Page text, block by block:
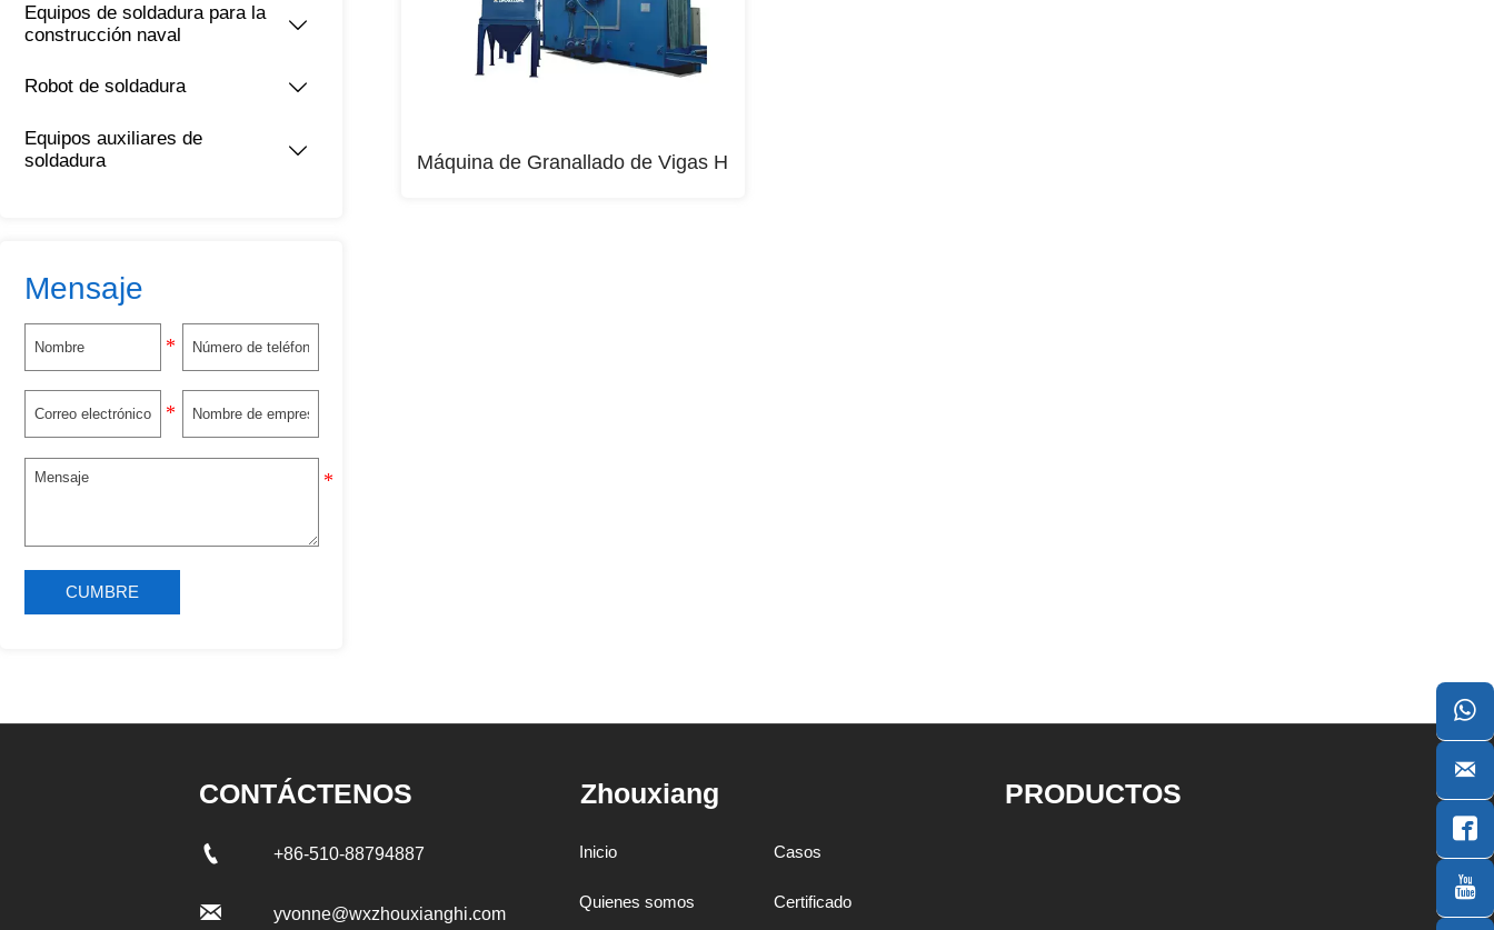
Equipos de soldadura para la
construcción naval

Robot de soldadura 
Equipos auxiliares de
soldadura

Mensaje
CUMBRE
Máquina de Granallado de Vigas H
CONTÁCTENOS
 +86-510-88794887
 yvonne@wxzhouxianghi.com
Zhouxiang
Inicio
Quienes somos
Casos
Certificado
PRODUCTOS



